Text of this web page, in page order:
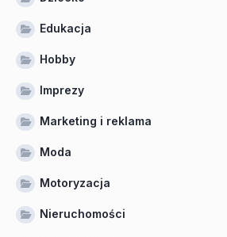
Edukacja
Hobby
Imprezy
Marketing i reklama
Moda
Motoryzacja
Nieruchomości